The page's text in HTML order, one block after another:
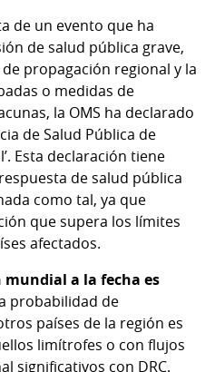
de un evento que ha
de salud pública grave,
propagación regional y la
o medidas de
la OMS ha declarado
de Salud Pública de
Esta declaración tiene
de salud pública
como tal, ya que
que supera los límites
afectados.
mundial a la fecha es
probabilidad de
países de la región es
limítrofes o con flujos
significativos con DRC.